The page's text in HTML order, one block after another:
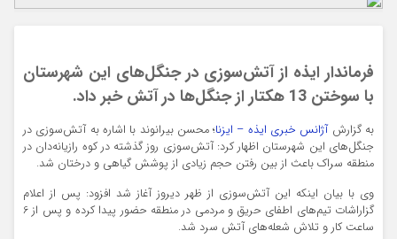
فرماندار ایذه از آتش‌سوزی در جنگل‌های این شهرستان
با سوختن 13 هکتار از جنگل‌ها در آتش خبر داد.
به گزارشآژانس خبری ایذه – ایزنا؛ محسن بیرانوند با اشاره به آتش‌سوزی در
جنگل‌های این شهرستان اظهار کرد: آتش‌سوزی روز گذشته در کوه رازیانه‌دان در
منطقه سراک باعث از بین رفتن حجم زیادی از پوشش گیاهی و درختان شد.
وی با بیان اینکه این آتش‌سوزی از ظهر دیروز آغاز شد افزود: پس از اعلام
گزاراشات تیم‌های اطفای حریق و مردمی در منطقه حضور پیدا کرده و پس از 6
ساعت کار و تلاش شعله‌های آتش سرد شد.